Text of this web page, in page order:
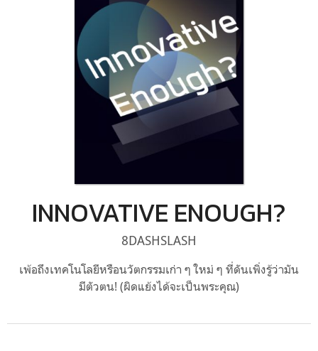
INNOVATIVE ENOUGH?
8DASHSLASH
เพ้อถึงเทคโนโลยีหรือนวัตกรรมเก่า ๆ ใหม่ ๆ ที่ดันเพิ่งรู้ว่ามัน
มีตัวตน! (ผิดแย้งได้จะเป็นพระคุณ)